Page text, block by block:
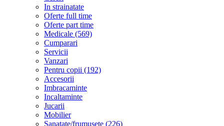
In strainatate
Oferte full time
Oferte part time
Medicale (569)
Cumparari
Servicii
Vanzari
Pentru copii (192)
Accesorii
Imbracaminte
Incaltaminte
Jucarii
Mobilier
Sanatate/frumusete (226)